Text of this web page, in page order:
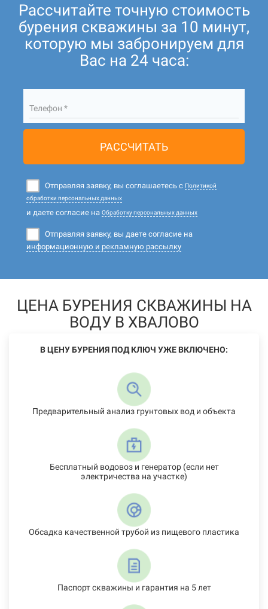
Рассчитайте точную стоимость
бурения скважины за 10 минут,
которую мы забронируем для
Вас на 24 часа:
Телефон *
РАССЧИТАТЬ
Отправляя заявку, вы соглашаетесь с Политикой
обработки персональных данных
и даете согласие на Обработку персональных данных
Отправляя заявку, вы даете согласие на
информационную и рекламную рассылку
ЦЕНА БУРЕНИЯ СКВАЖИНЫ НА
ВОДУ В ХВАЛОВО
В ЦЕНУ БУРЕНИЯ ПОД КЛЮЧ УЖЕ ВКЛЮЧЕНО:
Предварительный анализ грунтовых вод и объекта
Бесплатный водовоз и генератор (если нет
электричества на участке)
Обсадка качественной трубой из пищевого пластика
Паспорт скважины и гарантия на 5 лет